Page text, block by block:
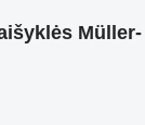
Müller-